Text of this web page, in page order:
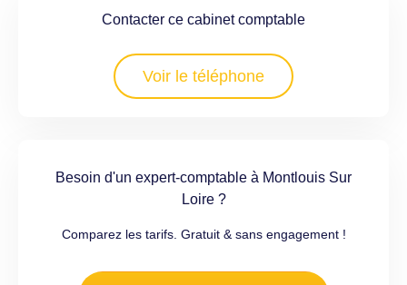
Contacter ce cabinet comptable
Voir le téléphone
Besoin d'un expert-comptable à Montlouis Sur
Loire ?
Comparez les tarifs. Gratuit & sans engagement !